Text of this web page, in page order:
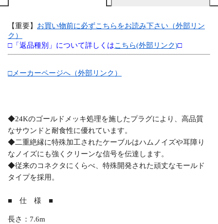
【重要】 お買い物前に必ずこちらをお読み下さい（外部リン
ク）
□「返品種別」について詳しくはこちら(外部リンク)□
□メーカーページへ（外部リンク）
◆24Kのゴールドメッキ処理を施したプラグにより、高品質
なサウンドと耐食性に優れています。
◆二重絶縁に特殊加工されたケーブルはハムノイズや耳障り
なノイズにも強くクリーンな信号を伝達します。
◆従来のコネクタにくらべ、特殊開発された頑丈なモールド
タイプを採用。
■ 仕 様 ■
長さ：7.6m